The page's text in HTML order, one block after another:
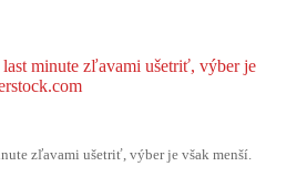
zľavami ušetriť, výber je však menší.